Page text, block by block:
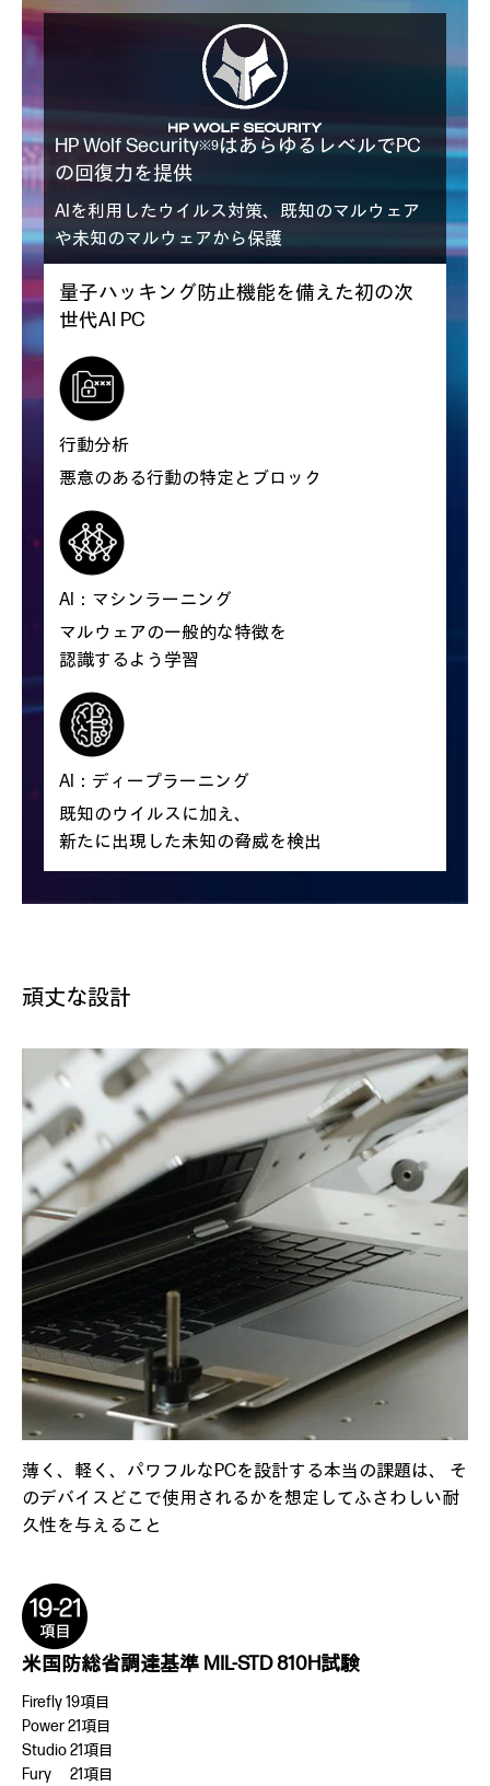
HP Wolf Security※9はあらゆるレベルでPC
の回復力を提供
AIを利用したウイルス対策、既知のマルウェア
や未知のマルウェアから保護
量子ハッキング防止機能を備えた初の次
世代AI PC
行動分析
悪意のある行動の特定とブロック
AI：マシンラーニング
マルウェアの一般的な特徴を
認識するよう学習
AI：ディープラーニング
既知のウイルスに加え、
新たに出現した未知の脅威を検出
頑丈な設計
薄く、軽く、パワフルなPCを設計する本当の課題は、
そ
のデバイスどこで使用されるかを想定してふさわしい耐
久性を与えること
米国防総省調達基準 MIL-STD 810H試験
Firefly 19項目
Power 21項目
Studio 21項目
Fury 21項目